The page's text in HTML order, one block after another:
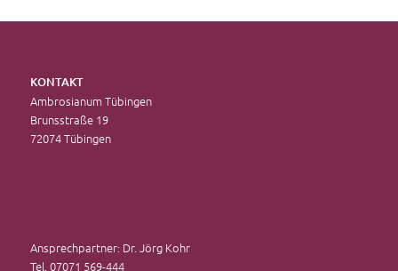
KONTAKT
Ambrosianum Tübingen
Brunsstraße 19
72074 Tübingen
Ansprechpartner: Dr. Jörg Kohr
Tel. 07071 569-444